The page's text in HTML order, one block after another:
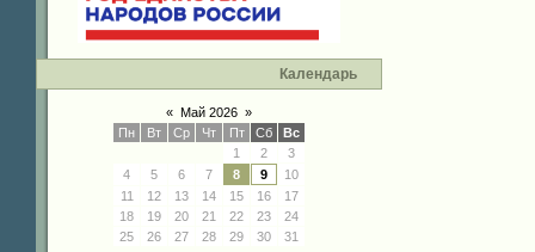
Календарь
« Май 2026 »
Пн
Вт Ср Чт Пт Сб
Вс
1
2
3
4
5 6 7 8 9
10
11
12 13 14 15 16
17
18
19 20 21 22 23
24
25
26 27 28 29 30 31